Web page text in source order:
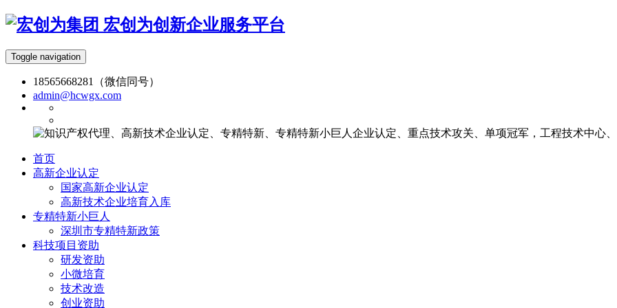
宏创为创新企业服务平台
Toggle navigation
18565668281（微信同号）
admin@hcwgx.com
首页
高新企业认定
国家高新企业认定
高新技术企业培育入库
专精特新小巨人
深圳市专精特新政策
科技项目资助
研发资助
小微培育
技术改造
创业资助